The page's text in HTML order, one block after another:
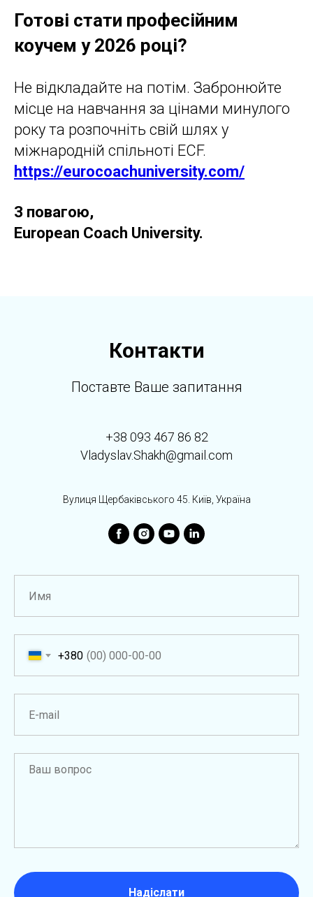
Готові стати професійним
коучем у 2026 році?
Не відкладайте на потім. Забронюйте
місце на навчання за цінами минулого
року та розпочніть свій шлях у
міжнародній спільноті ECF.
https://eurocoachuniversity.com/
З повагою,
European Coach University.
Контакти
Поставте Ваше запитання
+38 093 467 86 82
Vladyslav.Shakh@gmail.com
Вулиця Щербаківського 45. Київ, Україна
+380
Надіслати